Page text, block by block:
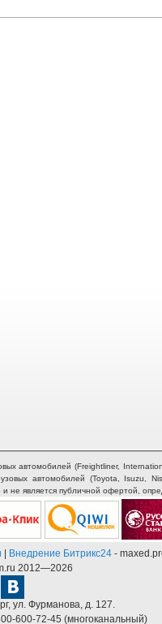
автомобилей (Freightliner,
автомобилей (Toyota, Isuzu,
является публичной офертой,
Внедрение Битрикс24 -
2012—2026
, ул. Фурманова, д. 127.
600-72-45 (многоканальный)